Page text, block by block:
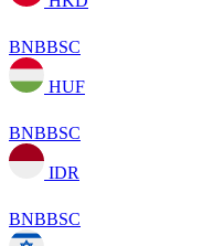
BNBBSC
HUF
BNBBSC
IDR
BNBBSC